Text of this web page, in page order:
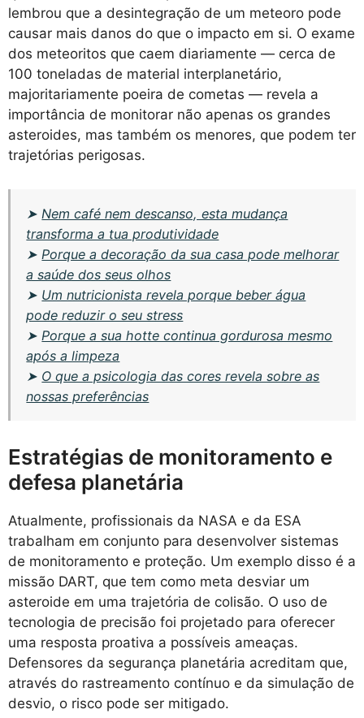
lembrou que a desintegração de um meteoro pode
causar mais danos do que o impacto em si. O exame
dos meteoritos que caem diariamente — cerca de
100 toneladas de material interplanetário,
majoritariamente poeira de cometas — revela a
importância de monitorar não apenas os grandes
asteroides, mas também os menores, que podem ter
trajetórias perigosas.
➤ Nem café nem descanso, esta mudança
transforma a tua produtividade
➤ Porque a decoração da sua casa pode melhorar
a saúde dos seus olhos
➤ Um nutricionista revela porque beber água
pode reduzir o seu stress
➤ Porque a sua hotte continua gordurosa mesmo
após a limpeza
➤ O que a psicologia das cores revela sobre as
nossas preferências
Estratégias de monitoramento e
defesa planetária
Atualmente, profissionais da NASA e da ESA
trabalham em conjunto para desenvolver sistemas
de monitoramento e proteção. Um exemplo disso é a
missão DART, que tem como meta desviar um
asteroide em uma trajetória de colisão. O uso de
tecnologia de precisão foi projetado para oferecer
uma resposta proativa a possíveis ameaças.
Defensores da segurança planetária acreditam que,
através do rastreamento contínuo e da simulação de
desvio, o risco pode ser mitigado.